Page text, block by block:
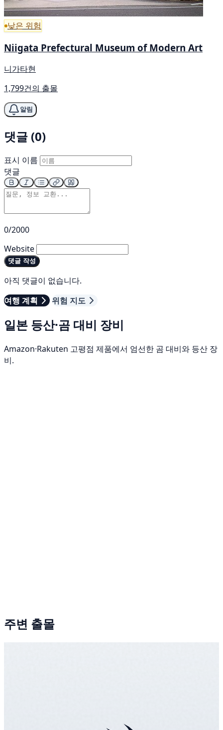
낮은 위험
Niigata Prefectural Museum of Modern Art
니가타현
1,799건의 출몰
알림
댓글 (0)
표시 이름
댓글
0/2000
Website
댓글 작성
아직 댓글이 없습니다.
여행 계획
위험 지도
일본 등산·곰 대비 장비
Amazon·Rakuten 고평점 제품에서 엄선한 곰 대비와 등산 장
비.
주변 출몰